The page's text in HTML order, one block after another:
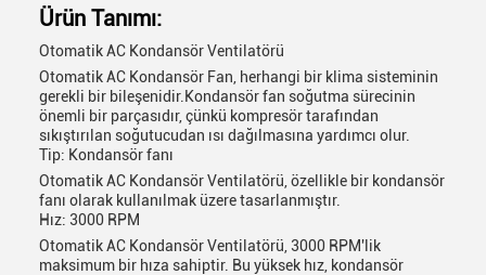
Ürün Tanımı:
Otomatik AC Kondansör Ventilatörü
Otomatik AC Kondansör Fan, herhangi bir klima sisteminin
gerekli bir bileşenidir.Kondansör fan soğutma sürecinin
önemli bir parçasıdır, çünkü kompresör tarafından
sıkıştırılan soğutucudan ısı dağılmasına yardımcı olur.
Tip: Kondansör fanı
Otomatik AC Kondansör Ventilatörü, özellikle bir kondansör
fanı olarak kullanılmak üzere tasarlanmıştır.
Hız: 3000 RPM
Otomatik AC Kondansör Ventilatörü, 3000 RPM'lik
maksimum bir hıza sahiptir. Bu yüksek hız, kondansör